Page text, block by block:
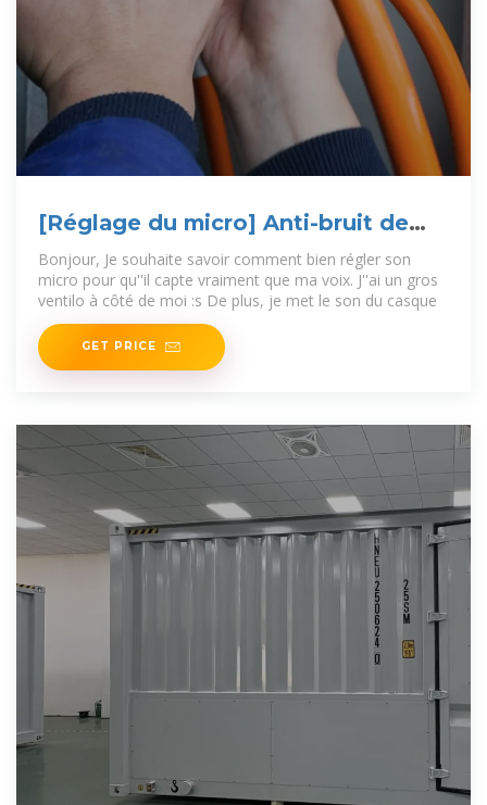
[Réglage du micro] Anti-bruit de
fond [Résolu]
Bonjour, Je souhaite savoir comment bien régler son
micro pour qu''il capte vraiment que ma voix. J''ai un gros
ventilo à côté de moi :s De plus, je met le son du casque
GET PRICE